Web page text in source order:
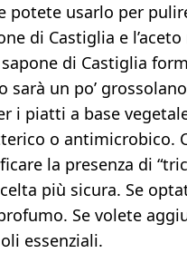
potete usarlo per
di Castiglia e
di Castiglia
sarà un po’
i piatti a base
o antimicrobico.
la presenza di
più sicura. Se
Se volete
essenziali.